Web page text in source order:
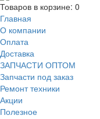
Товаров в корзине: 0
Главная
О компании
Оплата
Доставка
ЗАПЧАСТИ ОПТОМ
Запчасти под заказ
Ремонт техники
Акции
Полезное